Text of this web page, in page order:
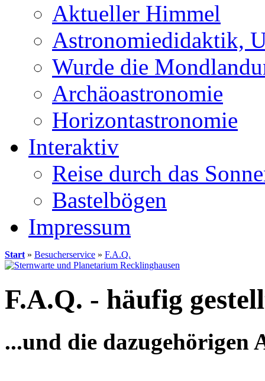
Aktueller Himmel
Astronomiedidaktik,
Wurde die
Archäoastronomie
Horizontastronomie
Interaktiv
Reise durch das
Bastelbögen
Impressum
Start » Besucherservice » F.A.Q.
F.A.Q. - häufig
...und die dazugehörigen